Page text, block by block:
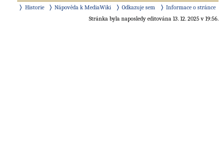
Historie Nápověda k MediaWiki Odkazuje sem
Informace o stránce
Stránka byla naposledy editována 13. 12. 2025 v 19:56.